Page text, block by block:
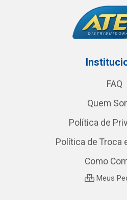
FAQ
Quem
Política de
Política de Troca
Como
Meus